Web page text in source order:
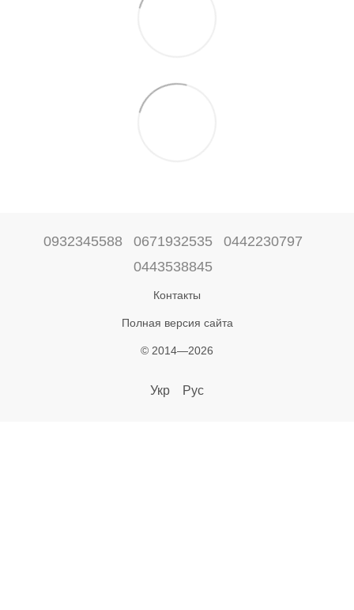
0932345588 0671932535
0442230797
0443538845
Контакты
Полная версия сайта
© 2014—2026
Укр Рус